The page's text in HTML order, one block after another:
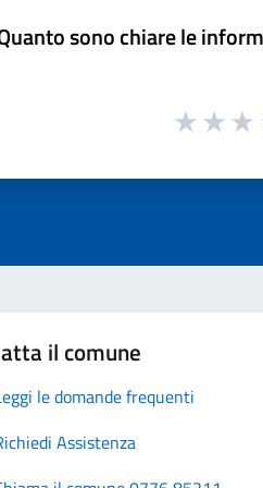
sono chiare le
il comune
le domande frequenti
Assistenza